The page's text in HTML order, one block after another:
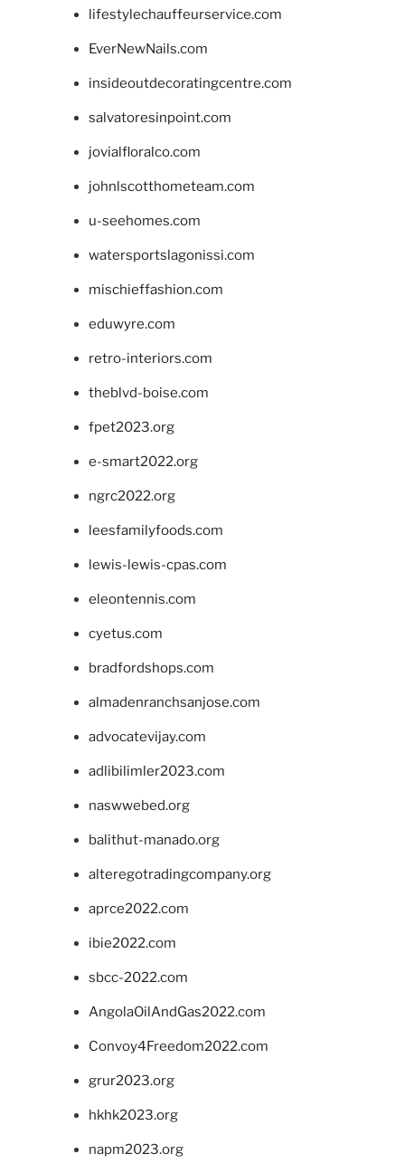
lifestylechauffeurservice.com
EverNewNails.com
insideoutdecoratingcentre.com
salvatoresinpoint.com
jovialfloralco.com
johnlscotthometeam.com
u-seehomes.com
watersportslagonissi.com
mischieffashion.com
eduwyre.com
retro-interiors.com
theblvd-boise.com
fpet2023.org
e-smart2022.org
ngrc2022.org
leesfamilyfoods.com
lewis-lewis-cpas.com
eleontennis.com
cyetus.com
bradfordshops.com
almadenranchsanjose.com
advocatevijay.com
adlibilimler2023.com
naswwebed.org
balithut-manado.org
alteregotradingcompany.org
aprce2022.com
ibie2022.com
sbcc-2022.com
AngolaOilAndGas2022.com
Convoy4Freedom2022.com
grur2023.org
hkhk2023.org
napm2023.org